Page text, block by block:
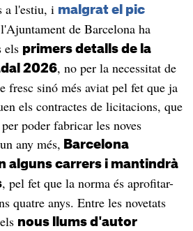
a l'estiu, i malgrat el pic
l'Ajuntament de Barcelona ha
els primers detalls de la
2026, no per la necessitat de
fresc sinó més aviat pel fet que ja
els contractes de licitacions, que
poder fabricar les noves
any més, Barcelona
alguns carrers i mantindrà
, pel fet que la norma és aprofitar-
quatre anys. Entre les novetats
nous llums d'autor